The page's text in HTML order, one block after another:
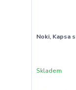
Noki, Kapsa
Skladem